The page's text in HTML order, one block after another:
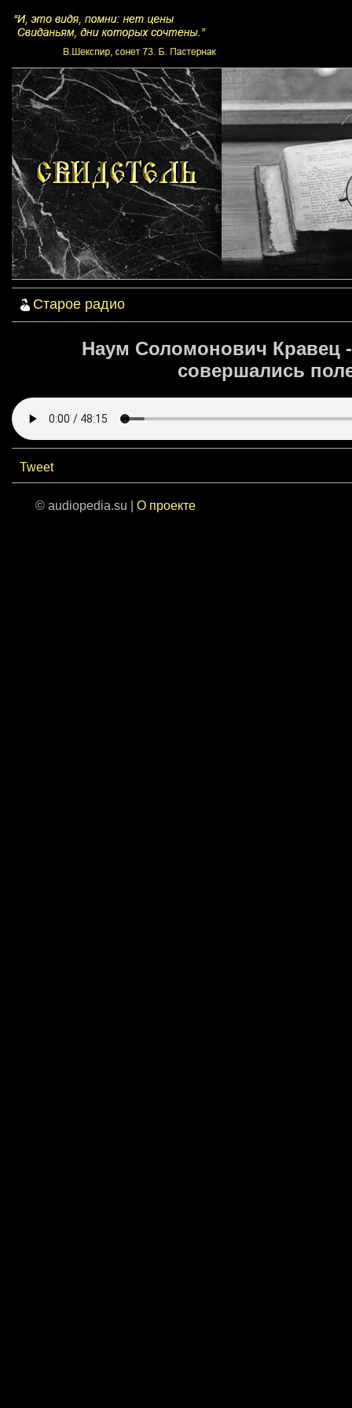
Старое радио
Наум Соломонович Кравец
совершались
Tweet
© audiopedia.su | О проекте